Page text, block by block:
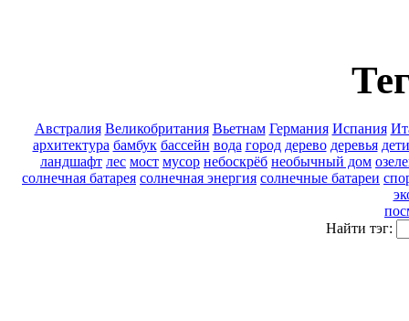
Австралия Великобритания Вьетнам Германия Испания
архитектура бамбук бассейн вода город дерево деревья дети
ландшафт лес мост мусор небоскрёб необычный дом
солнечная батарея солнечная энергия солнечные батареи
Найти тэг: